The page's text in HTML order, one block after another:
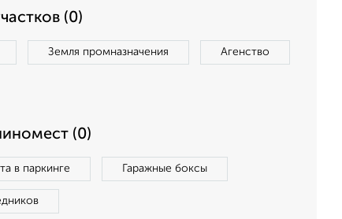
(0)
Земля промназначения Агенство
(0)
в паркинге Гаражные боксы